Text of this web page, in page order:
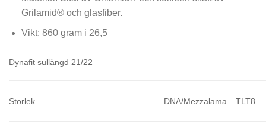
Grilamid® och glasfiber.
Vikt: 860 gram i 26,5
Dynafit sullängd 21/22
Storlek DNA/Mezzalama TLT8